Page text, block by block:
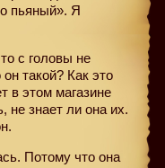
пьяный». Я
с головы не
такой? Как это
в этом магазине
не знает ли она их.
Потому что она